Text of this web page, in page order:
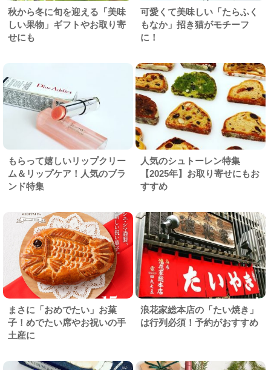
秋から冬に旬を迎える「美味
しい果物」ギフトやお取り寄
せにも
可愛くて美味しい「たらふく
もなか」招き猫がモチーフ
に！
もらって嬉しいリップクリー
ム＆リップケア！人気のブラ
ンド特集
人気のシュトーレン特集
【2025年】お取り寄せにもお
すすめ
まさに「おめでたい」お菓
子！めでたい席やお祝いの手
土産に
浪花家総本店の「たい焼き」
は行列必須！予約がおすすめ